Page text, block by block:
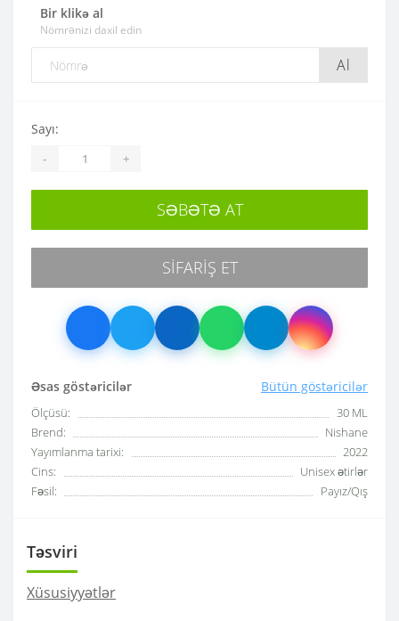
Bir klikə al
Nömrənizi daxil edin
Al
Əsas göstəricilər Bütün göstəricilər
Ölçüsü:
30 ML
Brend:
Nishane
Yayımlanma tarixi:
2022
Cins:
Unisex ətirlər
Fəsil:
Payız/Qış
Sayı:
- +
SƏBƏTƏ AT
SIFARIŞ ET
Təsviri
Xüsusiyyətlər